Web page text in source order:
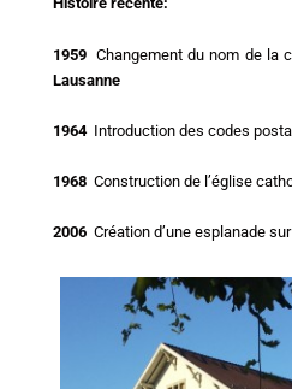
1959 Changement du nom de la
Lausanne
1964Introduction des codes
1968 Construction de l’église
2006 Création d’une esplanade